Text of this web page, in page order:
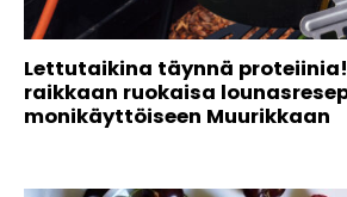
Lettutaikina täynnä
raikkaan ruokaisa
monikäyttöiseen Muurikkaan